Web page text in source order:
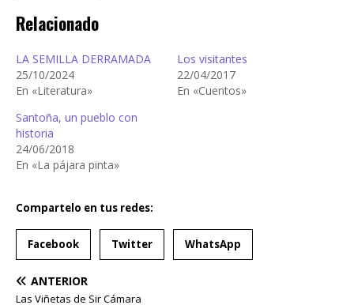
Relacionado
LA SEMILLA DERRAMADA
25/10/2024
En «Literatura»
Los visitantes
22/04/2017
En «Cuentos»
Santoña, un pueblo con
historia
24/06/2018
En «La pájara pinta»
Compartelo en tus redes:
Facebook Twitter WhatsApp
ANTERIOR
Las Viñetas de Sir Cámara